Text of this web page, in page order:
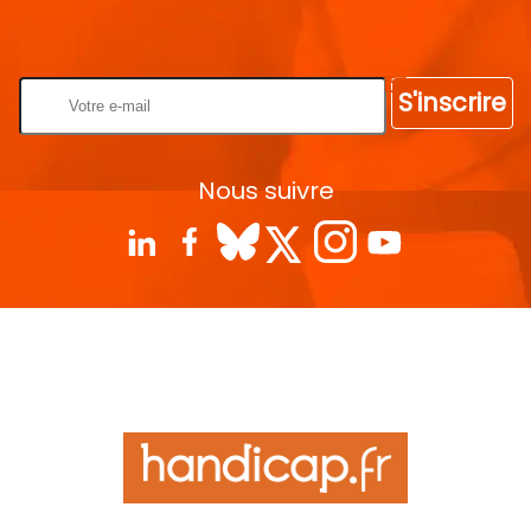
S'inscrire
Nous suivre